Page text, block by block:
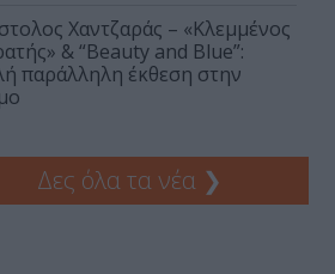
Χαντζαράς – «Κλεμμένος
& “Beauty and Blue”:
παράλληλη έκθεση στην
Δες όλα τα νέα ❯